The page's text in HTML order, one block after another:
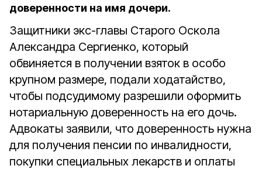
доверенности на имя дочери.
Защитники экс-главы Старого Оскола
Александра Сергиенко, который
обвиняется в получении взяток в особо
крупном размере, подали ходатайство,
чтобы подсудимому разрешили оформить
нотариальную доверенность на его дочь.
Адвокаты заявили, что доверенность нужна
для получения пенсии по инвалидности,
покупки специальных лекарств и оплаты